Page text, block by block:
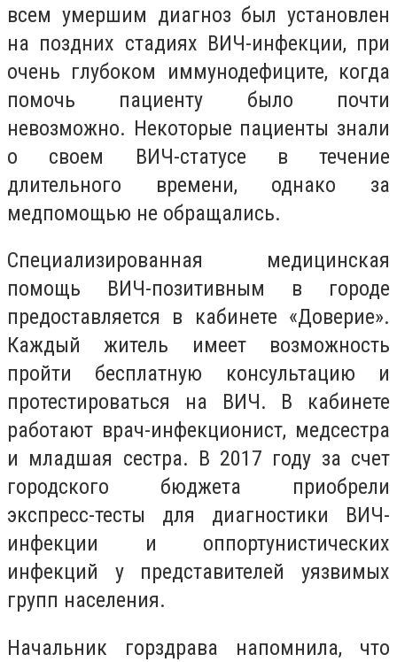
всем умершим диагноз был установлен
на поздних стадиях ВИЧ-инфекции, при
очень глубоком иммунодефиците, когда
помочь пациенту было почти
невозможно. Некоторые пациенты знали
о своем ВИЧ-статусе в течение
длительного времени, однако за
медпомощью не обращались.
Специализированная медицинская
помощь ВИЧ-позитивным в городе
предоставляется в кабинете «Доверие».
Каждый житель имеет возможность
пройти бесплатную консультацию и
протестироваться на ВИЧ. В кабинете
работают врач-инфекционист, медсестра
и младшая сестра. В 2017 году за счет
городского бюджета приобрели
экспресс-тесты для диагностики ВИЧ-
инфекции и оппортунистических
инфекций у представителей уязвимых
групп населения.
Начальник горздрава напомнила, что